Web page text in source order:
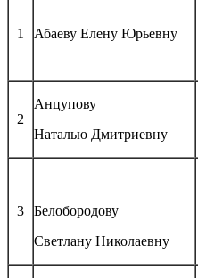
1 Абаеву Елену Юрьевну
2
Анцупову
Наталью Дмитриевну
3
Белобородову
Светлану Николаевну